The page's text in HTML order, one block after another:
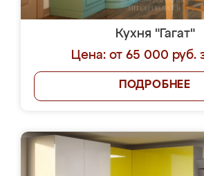
Кухня "Гагат"
Цена: от 65 000 руб.
ПОДРОБНЕЕ